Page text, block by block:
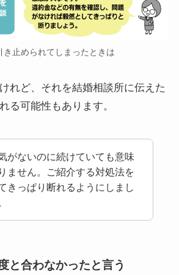
き止められてしまったときは
れど、それを結婚相談所に伝えた
る可能性もあります。
がないのに続けていても意味
ません。ご紹介する対処法を
きっぱり断れるようにしまし
と合わなかったと言う